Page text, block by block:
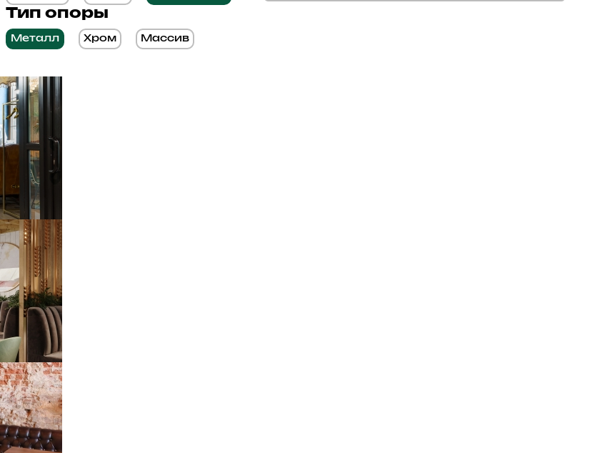
Тип опоры
Металл Хром Массив